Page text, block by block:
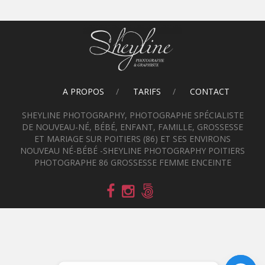
A PROPOS TARIFS CONTACT
SHEYLINE PHOTOGRAPHY, PHOTOGRAPHE SPÉCIALISTE
DE NOUVEAU-NÉ, BÉBÉ, ENFANT, FAMILLE, GROSSESSE
ET MARIAGE SUR POITIERS (86) ET SES ENVIRONS
NOUVEAU NÉ-BÉBÉ -SHEYLINE PHOTOGRAPHY POITIERS
PHOTOGRAPHE 86 GROSSESSE FEMME ENCEINTE